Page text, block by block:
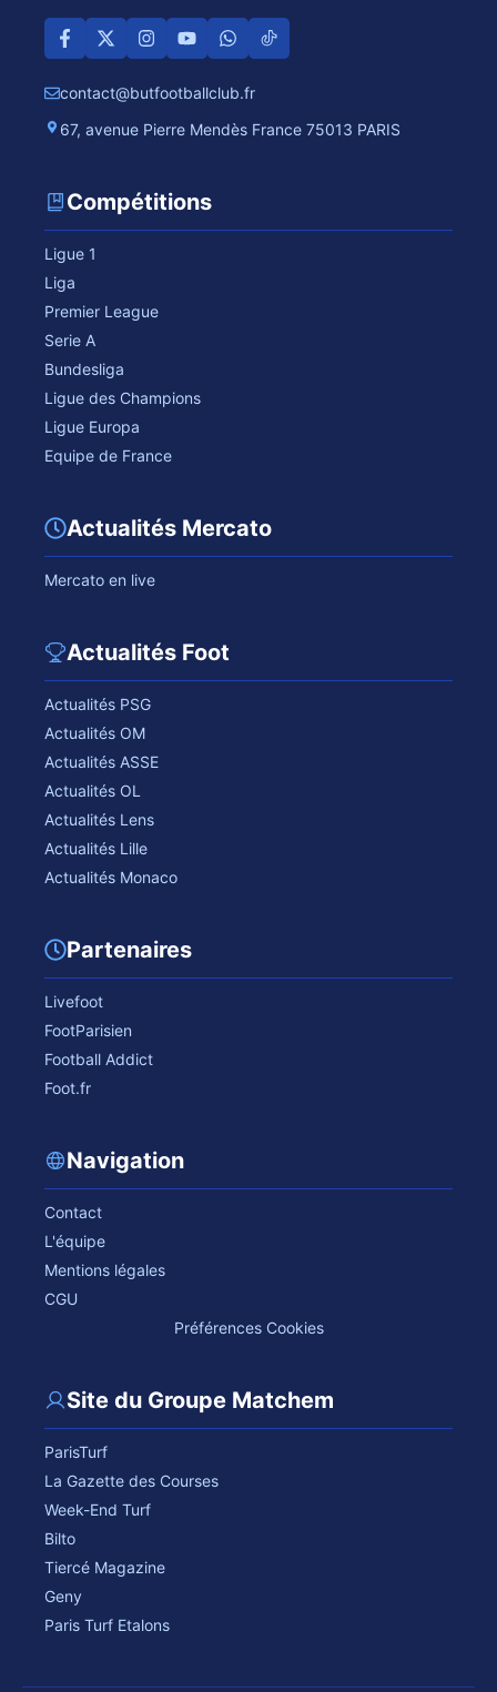
contact@butfootballclub.fr
67, avenue Pierre Mendès France 75013 PARIS
Compétitions
Ligue 1
Liga
Premier League
Serie A
Bundesliga
Ligue des Champions
Ligue Europa
Equipe de France
Actualités Mercato
Mercato en live
Actualités Foot
Actualités PSG
Actualités OM
Actualités ASSE
Actualités OL
Actualités Lens
Actualités Lille
Actualités Monaco
Partenaires
Livefoot
FootParisien
Football Addict
Foot.fr
Navigation
Contact
L'équipe
Mentions légales
CGU
Préférences Cookies
Site du Groupe Matchem
ParisTurf
La Gazette des Courses
Week-End Turf
Bilto
Tiercé Magazine
Geny
Paris Turf Etalons